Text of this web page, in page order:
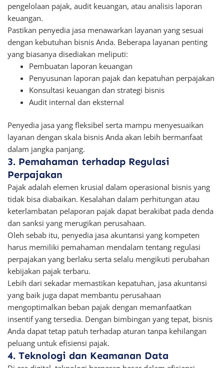
pengelolaan pajak, audit keuangan, atau analisis laporan
keuangan.
Pastikan penyedia jasa menawarkan layanan yang sesuai
dengan kebutuhan bisnis Anda. Beberapa layanan penting
yang biasanya disediakan meliputi:
Pembuatan laporan keuangan
Penyusunan laporan pajak dan kepatuhan perpajakan
Konsultasi keuangan dan strategi bisnis
Audit internal dan eksternal
Penyedia jasa yang fleksibel serta mampu menyesuaikan
layanan dengan skala bisnis Anda akan lebih bermanfaat
dalam jangka panjang.
3. Pemahaman terhadap Regulasi
Perpajakan
Pajak adalah elemen krusial dalam operasional bisnis yang
tidak bisa diabaikan. Kesalahan dalam perhitungan atau
keterlambatan pelaporan pajak dapat berakibat pada denda
dan sanksi yang merugikan perusahaan.
Oleh sebab itu, penyedia jasa akuntansi yang kompeten
harus memiliki pemahaman mendalam tentang regulasi
perpajakan yang berlaku serta selalu mengikuti perubahan
kebijakan pajak terbaru.
Lebih dari sekadar memastikan kepatuhan, jasa akuntansi
yang baik juga dapat membantu perusahaan
mengoptimalkan beban pajak dengan memanfaatkan
insentif yang tersedia. Dengan bimbingan yang tepat, bisnis
Anda dapat tetap patuh terhadap aturan tanpa kehilangan
peluang untuk efisiensi pajak.
4. Teknologi dan Keamanan Data